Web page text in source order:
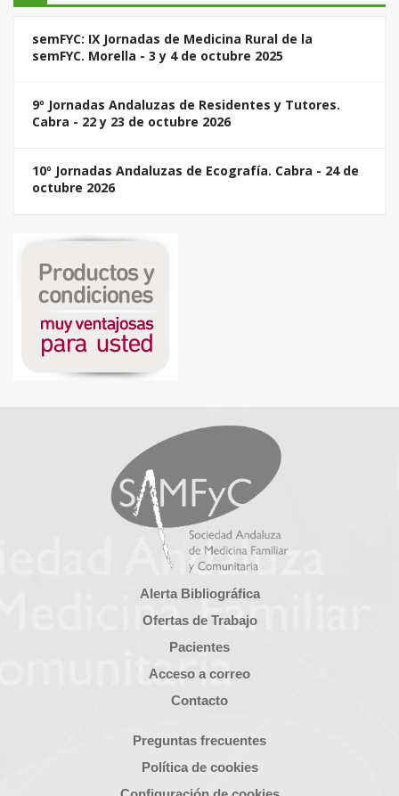
semFYC: IX Jornadas de Medicina Rural de la
semFYC. Morella - 3 y 4 de octubre 2025
9º Jornadas Andaluzas de Residentes y Tutores.
Cabra - 22 y 23 de octubre 2026
10º Jornadas Andaluzas de Ecografía. Cabra - 24 de
octubre 2026
Alerta Bibliográfica
Ofertas de Trabajo
Pacientes
Acceso a correo
Contacto
Preguntas frecuentes
Política de cookies